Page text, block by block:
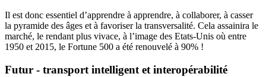
Il est donc essentiel d’apprendre à apprendre, à collaborer, à casser
la pyramide des âges et à favoriser la transversalité. Cela assainira le
marché, le rendant plus vivace, à l’image des Etats-Unis où entre
1950 et 2015, le Fortune 500 a été renouvelé à 90% !
Futur - transport intelligent et interopérabilité